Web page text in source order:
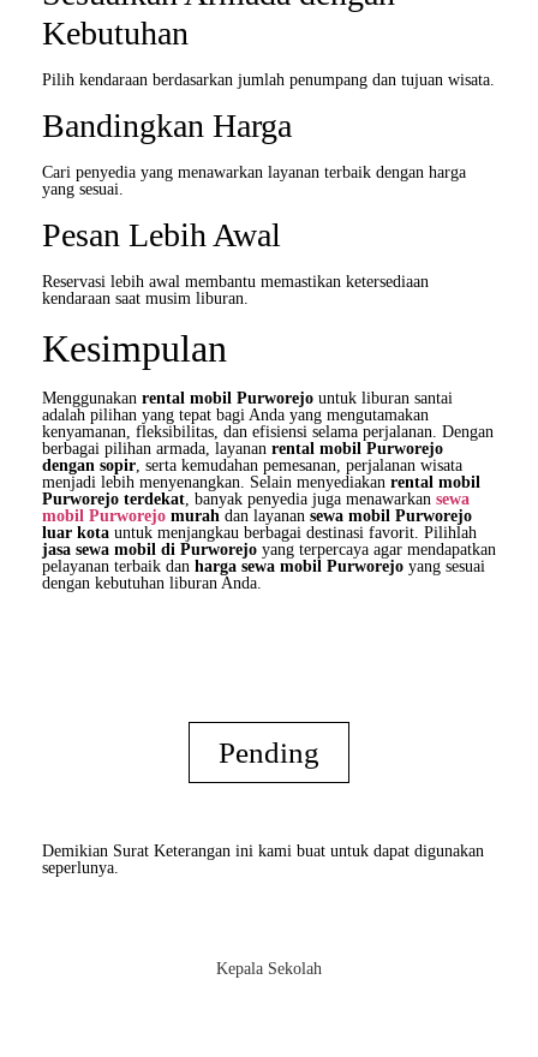
Kebutuhan
Pilih kendaraan berdasarkan jumlah penumpang dan tujuan wisata.
Bandingkan Harga
Cari penyedia yang menawarkan layanan terbaik dengan harga
yang sesuai.
Pesan Lebih Awal
Reservasi lebih awal membantu memastikan ketersediaan
kendaraan saat musim liburan.
Kesimpulan
Menggunakan rental mobil Purworejo untuk liburan santai
adalah pilihan yang tepat bagi Anda yang mengutamakan
kenyamanan, fleksibilitas, dan efisiensi selama perjalanan. Dengan
berbagai pilihan armada, layanan rental mobil Purworejo
dengan sopir , serta kemudahan pemesanan, perjalanan wisata
menjadi lebih menyenangkan. Selain menyediakan rental mobil
Purworejo terdekat , banyak penyedia juga menawarkan sewa
mobil Purworejo murah dan layanan sewa mobil Purworejo
luar kota untuk menjangkau berbagai destinasi favorit. Pilihlah
jasa sewa mobil di Purworejo yang terpercaya agar mendapatkan
pelayanan terbaik dan harga sewa mobil Purworejo yang sesuai
dengan kebutuhan liburan Anda.
Pending
Demikian Surat Keterangan ini kami buat untuk dapat digunakan
seperlunya.
Kepala Sekolah